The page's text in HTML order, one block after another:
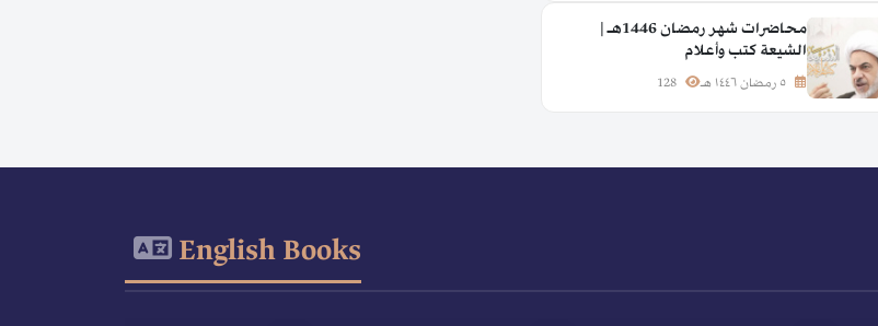
محاضرات شهر رمضان 1446هـ |
الشيعة كتب وأعلام
English Books